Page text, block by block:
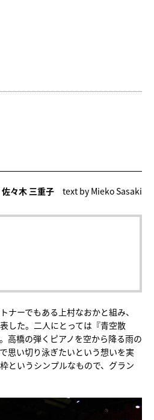
佐々木 三重子 text by Mieko Sasaki
ーでもある上村なおかと組み、
した。二人にとっては『青空散
高橋の弾くピアノを空から降る雨の
思い切り泳ぎたいという想いを実
というシンプルなもので、グラン